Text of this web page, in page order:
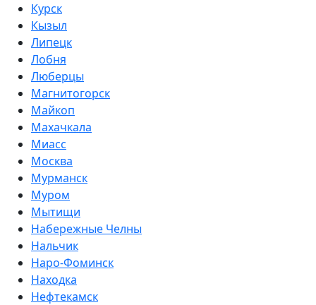
Курск
Кызыл
Липецк
Лобня
Люберцы
Магнитогорск
Майкоп
Махачкала
Миасс
Москва
Мурманск
Муром
Мытищи
Набережные Челны
Нальчик
Наро-Фоминск
Находка
Нефтекамск